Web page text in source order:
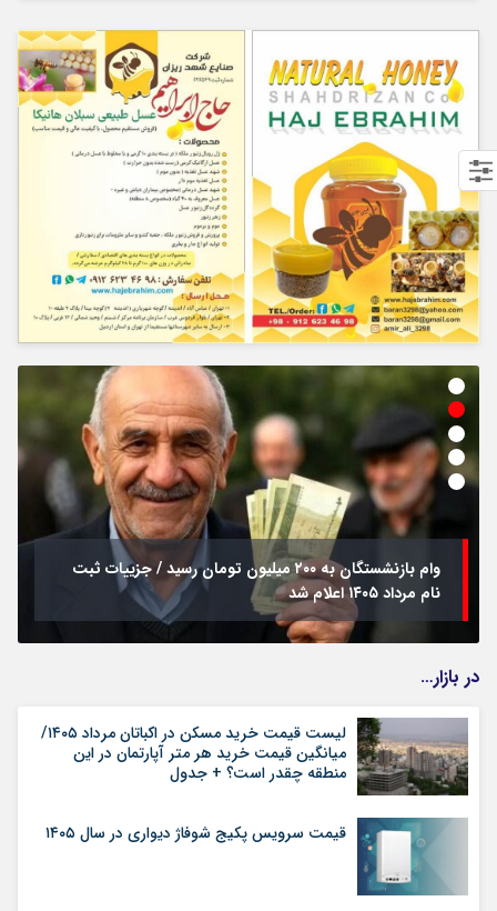
وام بازنشستگان به ۲۰۰ میلیون تومان رسید / جزییات ثبت
نام مرداد ۱۴۰۵ اعلام شد
در بازار…
لیست قیمت خرید مسکن در اکباتان مرداد ۱۴۰۵/
میانگین قیمت خرید هر متر آپارتمان در این
منطقه چقدر است؟ + جدول
قیمت سرویس پکیج شوفاژ دیواری در سال ۱۴۰۵